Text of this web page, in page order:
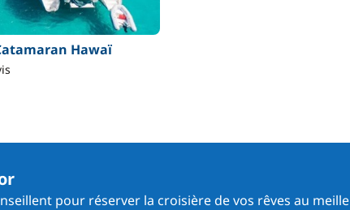
Hawaï
pour réserver la croisière de vos rêves au